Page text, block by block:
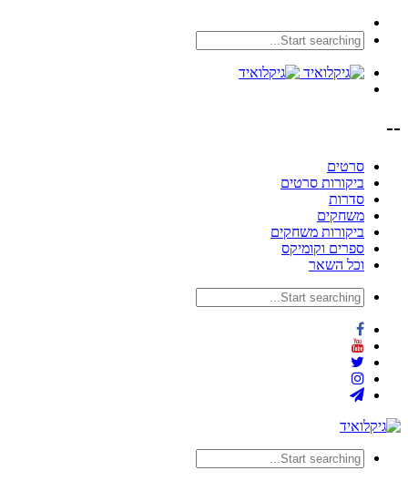
--
סרטים
ביקורות סרטים
סדרות
משחקים
ביקורות משחקים
ספרים וקומיקס
וכל השאר